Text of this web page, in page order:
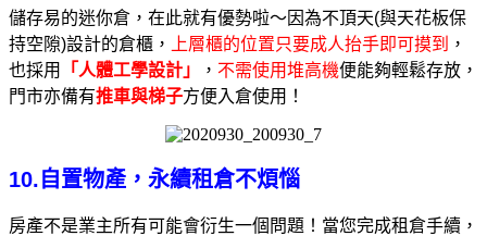
儲存易的迷你倉，在此就有優勢啦～因為不頂天(與天花板保
持空隙)設計的倉櫃，
上層櫃的位置只要成人抬手即可摸到 ，
也採用
「人體工學設計」 ， 不需使用堆高機便能夠輕鬆存放，
門市亦備有推車與梯子方便入倉使用！
10.自置物產，永續租倉不煩惱
房產不是業主所有可能會衍生一個問題！當您完成租倉手續，